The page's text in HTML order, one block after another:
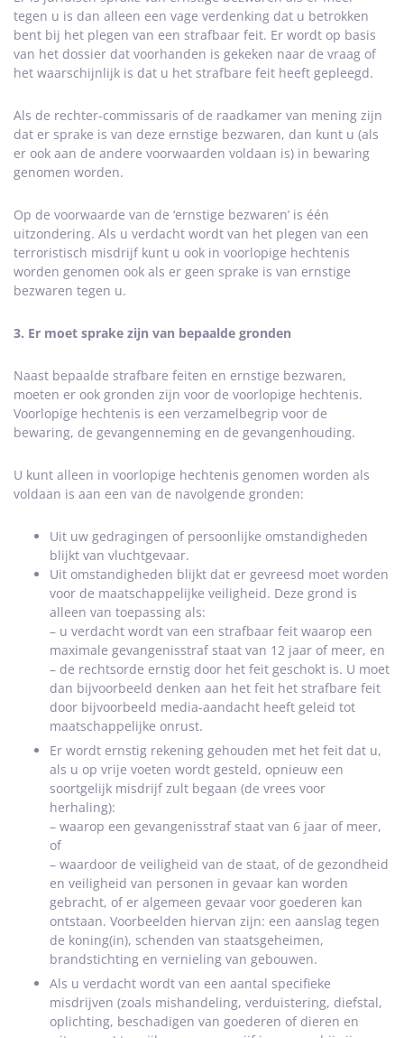
tegen u is dan alleen een vage verdenking dat u betrokken
bent bij het plegen van een strafbaar feit. Er wordt op basis
van het dossier dat voorhanden is gekeken naar de vraag of
het waarschijnlijk is dat u het strafbare feit heeft gepleegd.
Als de rechter-commissaris of de raadkamer van mening zijn
dat er sprake is van deze ernstige bezwaren, dan kunt u (als
er ook aan de andere voorwaarden voldaan is) in bewaring
genomen worden.
Op de voorwaarde van de ‘ernstige bezwaren’ is één
uitzondering. Als u verdacht wordt van het plegen van een
terroristisch misdrijf kunt u ook in voorlopige hechtenis
worden genomen ook als er geen sprake is van ernstige
bezwaren tegen u.
3. Er moet sprake zijn van bepaalde gronden
Naast bepaalde strafbare feiten en ernstige bezwaren,
moeten er ook gronden zijn voor de voorlopige hechtenis.
Voorlopige hechtenis is een verzamelbegrip voor de
bewaring, de gevangenneming en de gevangenhouding.
U kunt alleen in voorlopige hechtenis genomen worden als
voldaan is aan een van de navolgende gronden:
Uit uw gedragingen of persoonlijke omstandigheden
blijkt van vluchtgevaar.
Uit omstandigheden blijkt dat er gevreesd moet worden
voor de maatschappelijke veiligheid. Deze grond is
alleen van toepassing als:
– u verdacht wordt van een strafbaar feit waarop een
maximale gevangenisstraf staat van 12 jaar of meer, en
– de rechtsorde ernstig door het feit geschokt is. U moet
dan bijvoorbeeld denken aan het feit het strafbare feit
door bijvoorbeeld media-aandacht heeft geleid tot
maatschappelijke onrust.
Er wordt ernstig rekening gehouden met het feit dat u,
als u op vrije voeten wordt gesteld, opnieuw een
soortgelijk misdrijf zult begaan (de vrees voor
herhaling):
– waarop een gevangenisstraf staat van 6 jaar of meer,
of
– waardoor de veiligheid van de staat, of de gezondheid
en veiligheid van personen in gevaar kan worden
gebracht, of er algemeen gevaar voor goederen kan
ontstaan. Voorbeelden hiervan zijn: een aanslag tegen
de koning(in), schenden van staatsgeheimen,
brandstichting en vernieling van gebouwen.
Als u verdacht wordt van een aantal specifieke
misdrijven (zoals mishandeling, verduistering, diefstal,
oplichting, beschadigen van goederen of dieren en